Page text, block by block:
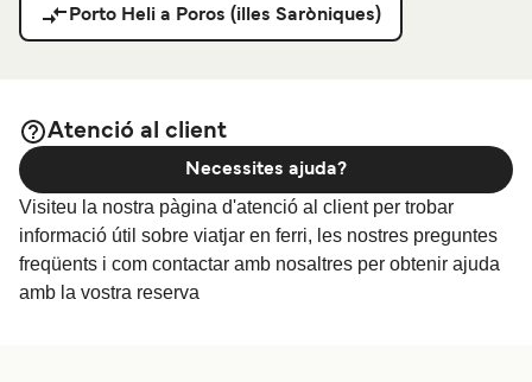
Porto Heli a Poros (illes Saròniques)
Atenció al client
Visiteu la nostra pàgina d'atenció al client per trobar
informació útil sobre viatjar en ferri, les nostres preguntes
freqüents i com contactar amb nosaltres per obtenir ajuda
amb la vostra reserva
Necessites ajuda?